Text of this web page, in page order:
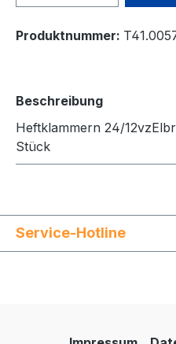
Produktnummer:
Beschreibung
Heftklammern 24/
Stück
Service-Hotline